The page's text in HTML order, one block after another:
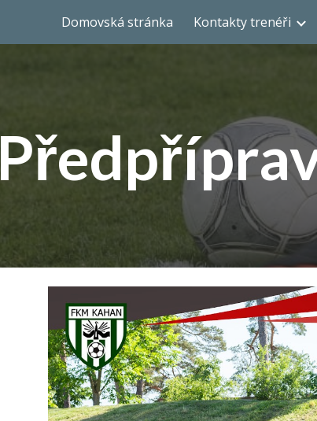
Skip to main content Skip
Domovská stránka Kontakty trenéři